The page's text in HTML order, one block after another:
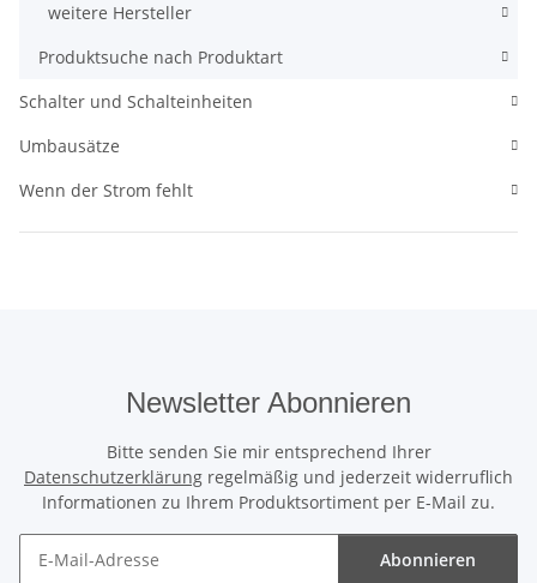
weitere Hersteller
Produktsuche nach Produktart
Schalter und Schalteinheiten
Umbausätze
Wenn der Strom fehlt
Newsletter Abonnieren
Bitte senden Sie mir entsprechend Ihrer
Datenschutzerklärung regelmäßig und jederzeit widerruflich
Informationen zu Ihrem Produktsortiment per E-Mail zu.
Abonnieren